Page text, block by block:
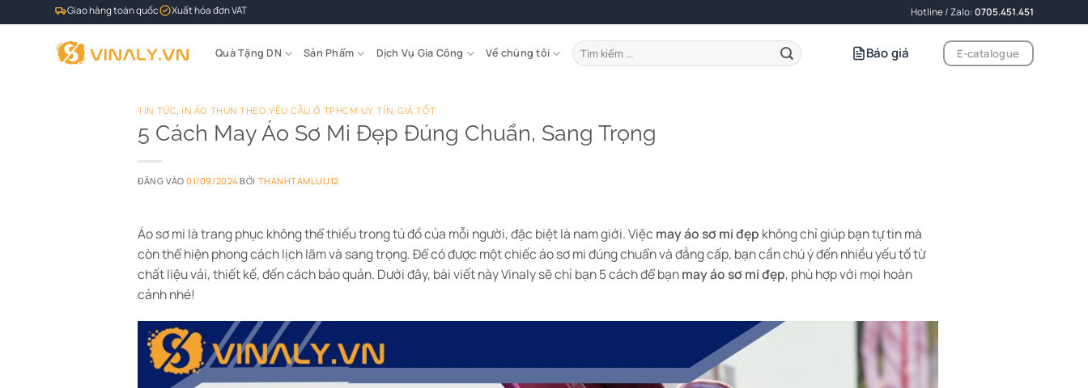
qua
Giao hàng toàn quốc Xuất hóa đơn VAT Hotline / Zalo:0705.451.451
Quà Tặng DN Sản Phẩm Dịch Vụ Gia Công Về chúng tôi
Tìm
kiếm:
Báo giá E-catalogue
TIN TỨC, IN ÁO THUN THEO YÊU CẦU Ở TPHCM UY TÍN, GIÁ TỐT
5 Cách May Áo Sơ Mi Đẹp Đúng Chuẩn, Sang Trọng
ĐĂNG VÀO01/09/2024 BỞI THANHTAMLUU12
Áo sơ mi là trang phục không thể thiếu trong tủ đồ của mỗi người, đặc biệt là nam giới. Việc may áo sơ mi đẹp không chỉ giúp bạn tự tin mà
còn thể hiện phong cách lịch lãm và sang trọng. Để có được một chiếc áo sơ mi đúng chuẩn và đẳng cấp, bạn cần chú ý đến nhiều yếu tố từ
chất liệu vải, thiết kế, đến cách bảo quản. Dưới đây, bài viết này Vinaly sẽ chỉ bạn 5 cách để bạnmay áo sơ mi đẹp, phù hợp với mọi hoàn
cảnh nhé!